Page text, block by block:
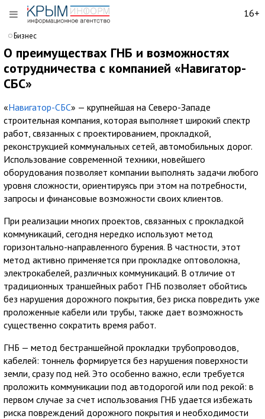
16+
Бизнес
О преимуществах ГНБ и возможностях
сотрудничества с компанией «Навигатор-
СБС»
«Навигатор-СБС» — крупнейшая на Северо-Западе
строительная компания, которая выполняет широкий спектр
работ, связанных с проектированием, прокладкой,
реконструкцией коммунальных сетей, автомобильных дорог.
Использование современной техники, новейшего
оборудования позволяет компании выполнять задачи любого
уровня сложности, ориентируясь при этом на потребности,
запросы и финансовые возможности своих клиентов.
При реализации многих проектов, связанных с прокладкой
коммуникаций, сегодня нередко используют метод
горизонтально-направленного бурения. В частности, этот
метод активно применяется при прокладке оптоволокна,
электрокабелей, различных коммуникаций. В отличие от
традиционных траншейных работ ГНБ позволяет обойтись
без нарушения дорожного покрытия, без риска повредить уже
проложенные кабели или трубы, также дает возможность
существенно сократить время работ.
ГНБ — метод бестраншейной прокладки трубопроводов,
кабелей: тоннель формируется без нарушения поверхности
земли, сразу под ней. Это особенно важно, если требуется
проложить коммуникации под автодорогой или под рекой: в
первом случае за счет использования ГНБ удается избежать
риска повреждений дорожного покрытия и необходимости